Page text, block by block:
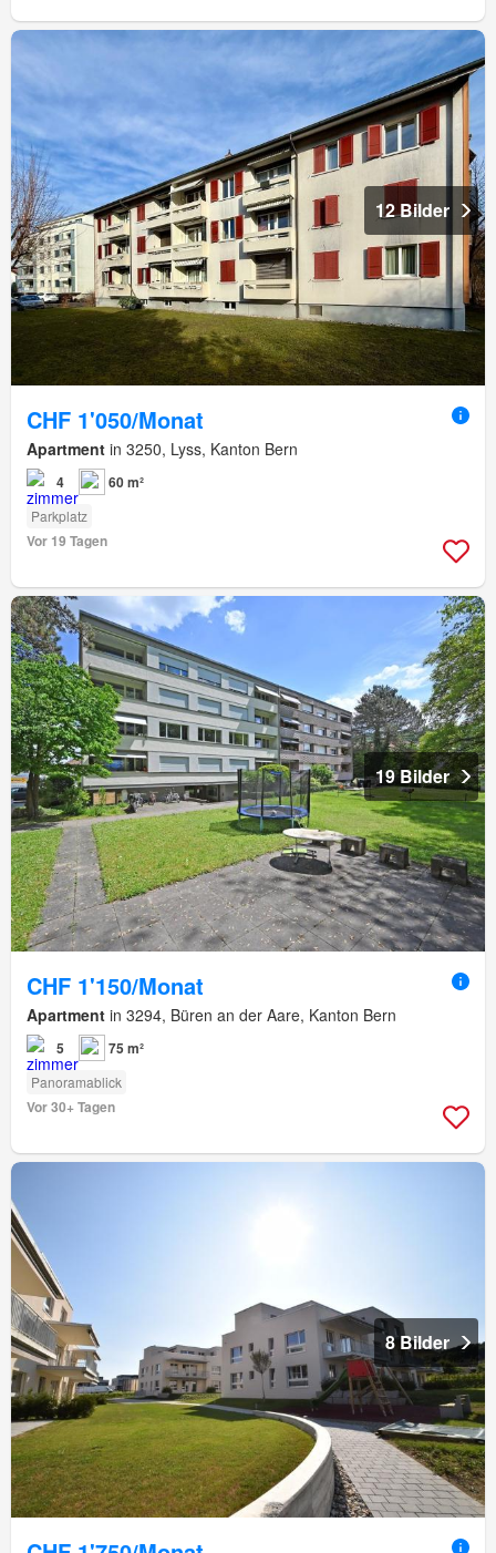
12 Bilder
CHF 1'050/Monat
Apartment in 3250, Lyss, Kanton Bern
4 60 m²
Parkplatz
Vor 19 Tagen
19 Bilder
CHF 1'150/Monat
Apartment in 3294, Büren an der Aare, Kanton Bern
5 75 m²
Panoramablick
Vor 30+ Tagen
8 Bilder